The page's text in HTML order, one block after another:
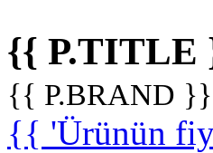
{{ P.TITLE
{{ P.BRAND }}
{{ 'Ürünün